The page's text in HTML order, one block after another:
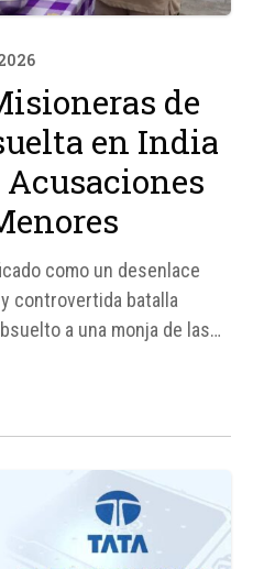
de
en India
como un desenlace
controvertida batalla
a una monja de las
en el estado de